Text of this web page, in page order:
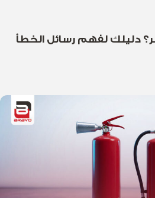
دليلك لفهم رسائل الخطأ